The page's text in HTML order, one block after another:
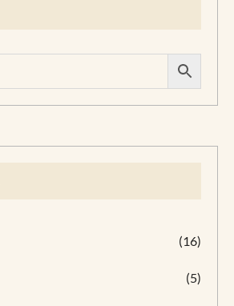
(16)
(5)